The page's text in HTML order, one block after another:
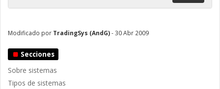
Modificado por TradingSys (AndG)- 30 Abr 2009
Secciones
Sobre sistemas
Tipos de sistemas